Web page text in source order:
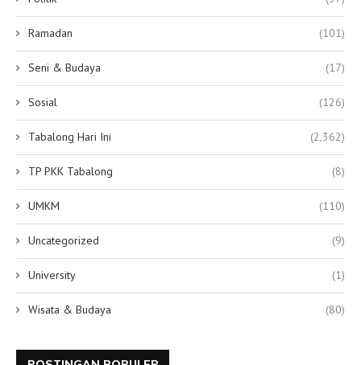
Ramadan (101)
Seni & Budaya (17)
Sosial (126)
Tabalong Hari Ini (2,362)
TP PKK Tabalong (8)
UMKM (110)
Uncategorized (9)
University (1)
Wisata & Budaya (80)